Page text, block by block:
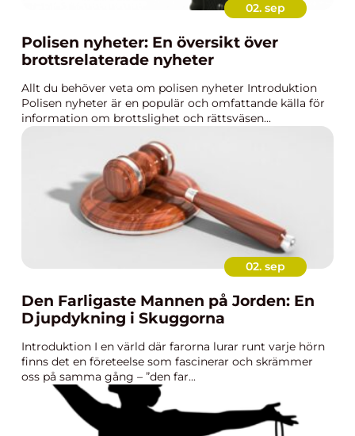
02. sep
Polisen nyheter: En översikt över
brottsrelaterade nyheter
Allt du behöver veta om polisen nyheter Introduktion
Polisen nyheter är en populär och omfattande källa för
information om brottslighet och rättsväsen...
02. sep
Den Farligaste Mannen på Jorden: En
Djupdykning i Skuggorna
Introduktion I en värld där farorna lurar runt varje hörn
finns det en företeelse som fascinerar och skrämmer
oss på samma gång – ”den far...